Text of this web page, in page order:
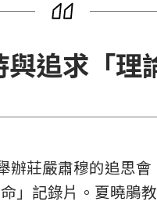
追求「理
莊嚴肅穆的追思
」記錄片。夏曉鵑